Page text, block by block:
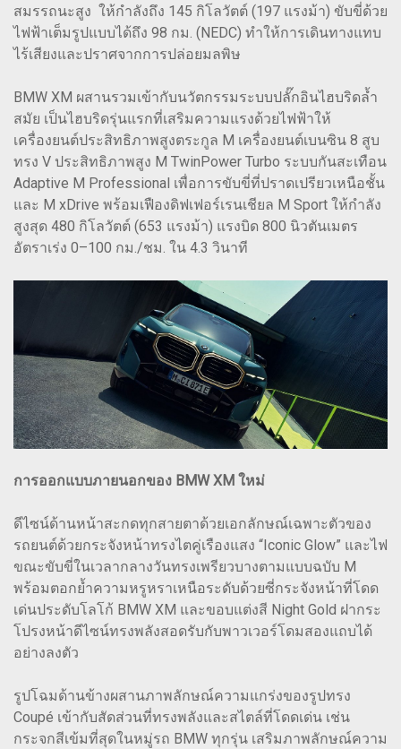
สมรรถนะสูง ให้กำลังถึง 145 กิโลวัตต์ (197 แรงม้า) ขับขี่ด้วย
ไฟฟ้าเต็มรูปแบบได้ถึง 98 กม. (NEDC) ทำให้การเดินทางแทบ
ไร้เสียงและปราศจากการปล่อยมลพิษ
BMW XM ผสานรวมเข้ากับนวัตกรรมระบบปลั๊กอินไฮบริดล้ำ
สมัย เป็นไฮบริดรุ่นแรกที่เสริมความแรงด้วยไฟฟ้าให้
เครื่องยนต์ประสิทธิภาพสูงตระกูล M เครื่องยนต์เบนซิน 8 สูบ
ทรง V ประสิทธิภาพสูง M TwinPower Turbo ระบบกันสะเทือน
Adaptive M Professional เพื่อการขับขี่ที่ปราดเปรียวเหนือชั้น
และ M xDrive พร้อมเฟืองดิฟเฟอร์เรนเชียล M Sport ให้กำลัง
สูงสุด 480 กิโลวัตต์ (653 แรงม้า) แรงบิด 800 นิวตันเมตร
อัตราเร่ง 0–100 กม./ชม. ใน 4.3 วินาที
การออกแบบภายนอกของ BMW XM ใหม่
ดีไซน์ด้านหน้าสะกดทุกสายตาด้วยเอกลักษณ์เฉพาะตัวของ
รถยนต์ด้วยกระจังหน้าทรงไตคู่เรืองแสง “Iconic Glow” และไฟ
ขณะขับขี่ในเวลากลางวันทรงเพรียวบางตามแบบฉบับ M
พร้อมตอกย้ำความหรูหราเหนือระดับด้วยซี่กระจังหน้าที่โดด
เด่นประดับโลโก้ BMW XM และขอบแต่งสี Night Gold ฝากระ
โปรงหน้าดีไซน์ทรงพลังสอดรับกับพาวเวอร์โดมสองแถบได้
อย่างลงตัว
รูปโฉมด้านข้างผสานภาพลักษณ์ความแกร่งของรูปทรง
Coupé เข้ากับสัดส่วนที่ทรงพลังและสไตล์ที่โดดเด่น เช่น
กระจกสีเข้มที่สุดในหมู่รถ BMW ทุกรุ่น เสริมภาพลักษณ์ความ